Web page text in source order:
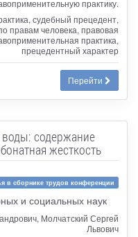
практику.
судебный прецедент,
правам человека, правовая
практика,
прецедентный характер
Перейти
воды: содержание
жесткость
в сборнике трудов конференции
и социальных наук
Молчатский Сергей
Львович